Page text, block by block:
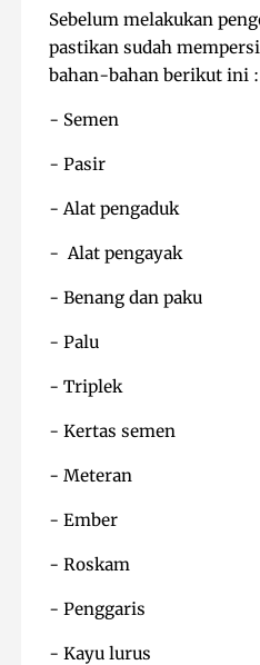
Sebelum melakukan
pastikan sudah
bahan-bahan berikut ini :
- Semen
- Pasir
- Alat pengaduk
- Alat pengayak
- Benang dan paku
- Palu
- Triplek
- Kertas semen
- Meteran
- Ember
- Roskam
- Penggaris
- Kayu lurus